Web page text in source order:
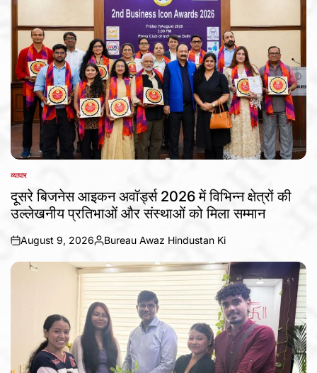
POSTED
IN
व्यापार
दूसरे बिजनेस आइकन अवॉर्ड्स 2026 में विभिन्न क्षेत्रों की
उल्लेखनीय प्रतिभाओं और संस्थाओं को मिला सम्मान
on
August 9, 2026
Posted
by
Bureau Awaz Hindustan Ki